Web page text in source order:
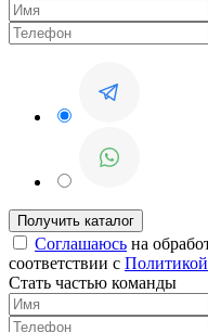
Соглашаюсь на
соответствии с Политикой
Стать частью команды